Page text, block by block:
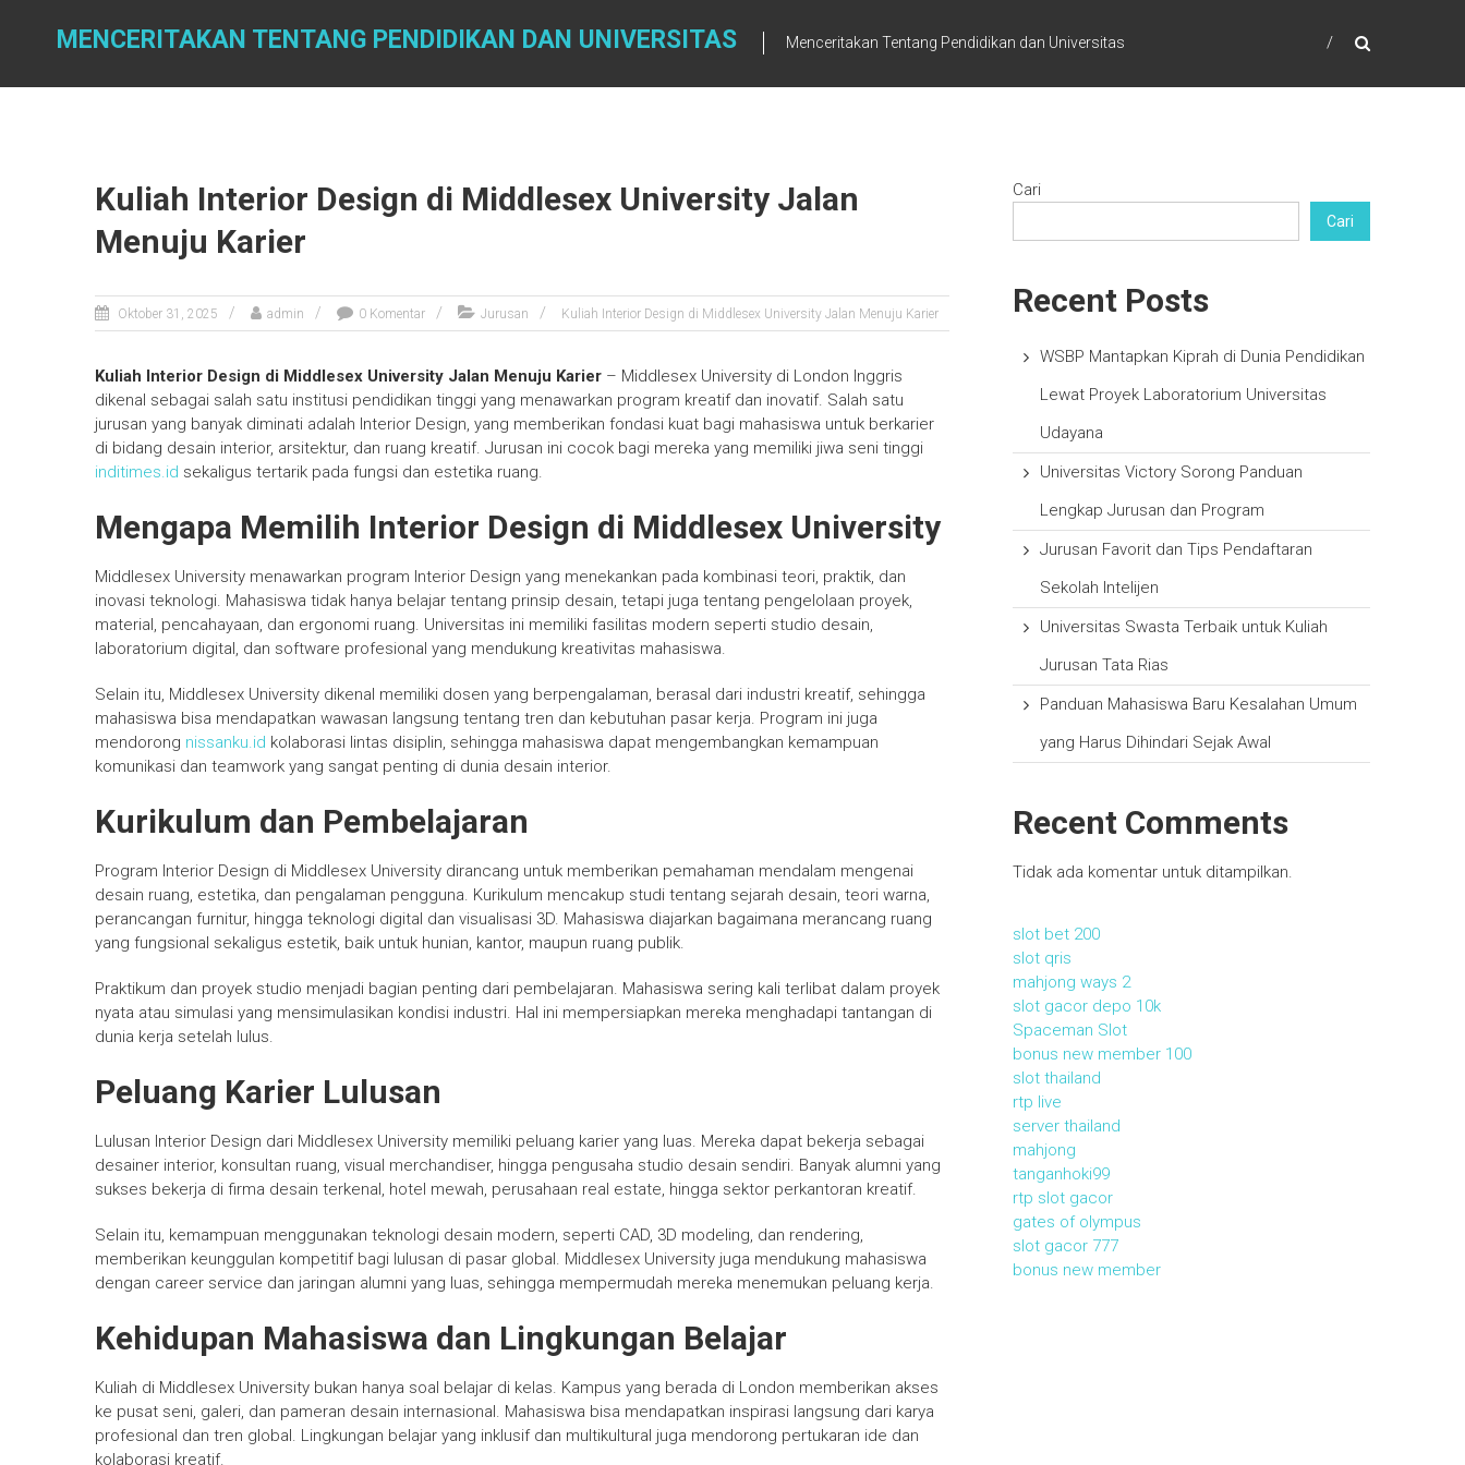
MENCERITAKAN TENTANG PENDIDIKAN DAN UNIVERSITAS Menceritakan Tentang Pendidikan dan Universitas
Kuliah Interior Design di Middlesex University Jalan
Menuju Karier
Oktober 31, 2025 admin 0 Komentar Jurusan Kuliah Interior Design di Middlesex University Jalan Menuju Karier
Kuliah Interior Design di Middlesex University Jalan Menuju Karier – Middlesex University di London Inggris
dikenal sebagai salah satu institusi pendidikan tinggi yang menawarkan program kreatif dan inovatif. Salah satu
jurusan yang banyak diminati adalah Interior Design, yang memberikan fondasi kuat bagi mahasiswa untuk berkarier
di bidang desain interior, arsitektur, dan ruang kreatif. Jurusan ini cocok bagi mereka yang memiliki jiwa seni tinggi
inditimes.id sekaligus tertarik pada fungsi dan estetika ruang.
Mengapa Memilih Interior Design di Middlesex University
Middlesex University menawarkan program Interior Design yang menekankan pada kombinasi teori, praktik, dan
inovasi teknologi. Mahasiswa tidak hanya belajar tentang prinsip desain, tetapi juga tentang pengelolaan proyek,
material, pencahayaan, dan ergonomi ruang. Universitas ini memiliki fasilitas modern seperti studio desain,
laboratorium digital, dan software profesional yang mendukung kreativitas mahasiswa.
Selain itu, Middlesex University dikenal memiliki dosen yang berpengalaman, berasal dari industri kreatif, sehingga
mahasiswa bisa mendapatkan wawasan langsung tentang tren dan kebutuhan pasar kerja. Program ini juga
mendorong nissanku.id kolaborasi lintas disiplin, sehingga mahasiswa dapat mengembangkan kemampuan
komunikasi dan teamwork yang sangat penting di dunia desain interior.
Kurikulum dan Pembelajaran
Program Interior Design di Middlesex University dirancang untuk memberikan pemahaman mendalam mengenai
desain ruang, estetika, dan pengalaman pengguna. Kurikulum mencakup studi tentang sejarah desain, teori warna,
perancangan furnitur, hingga teknologi digital dan visualisasi 3D. Mahasiswa diajarkan bagaimana merancang ruang
yang fungsional sekaligus estetik, baik untuk hunian, kantor, maupun ruang publik.
Praktikum dan proyek studio menjadi bagian penting dari pembelajaran. Mahasiswa sering kali terlibat dalam proyek
nyata atau simulasi yang mensimulasikan kondisi industri. Hal ini mempersiapkan mereka menghadapi tantangan di
dunia kerja setelah lulus.
Peluang Karier Lulusan
Lulusan Interior Design dari Middlesex University memiliki peluang karier yang luas. Mereka dapat bekerja sebagai
desainer interior, konsultan ruang, visual merchandiser, hingga pengusaha studio desain sendiri. Banyak alumni yang
sukses bekerja di firma desain terkenal, hotel mewah, perusahaan real estate, hingga sektor perkantoran kreatif.
Selain itu, kemampuan menggunakan teknologi desain modern, seperti CAD, 3D modeling, dan rendering,
memberikan keunggulan kompetitif bagi lulusan di pasar global. Middlesex University juga mendukung mahasiswa
dengan career service dan jaringan alumni yang luas, sehingga mempermudah mereka menemukan peluang kerja.
Kehidupan Mahasiswa dan Lingkungan Belajar
Kuliah di Middlesex University bukan hanya soal belajar di kelas. Kampus yang berada di London memberikan akses
ke pusat seni, galeri, dan pameran desain internasional. Mahasiswa bisa mendapatkan inspirasi langsung dari karya
profesional dan tren global. Lingkungan belajar yang inklusif dan multikultural juga mendorong pertukaran ide dan
kolaborasi kreatif.
Cari
Cari
Recent Posts
WSBP Mantapkan Kiprah di Dunia Pendidikan
Lewat Proyek Laboratorium Universitas
Udayana
Universitas Victory Sorong Panduan
Lengkap Jurusan dan Program
Jurusan Favorit dan Tips Pendaftaran
Sekolah Intelijen
Universitas Swasta Terbaik untuk Kuliah
Jurusan Tata Rias
Panduan Mahasiswa Baru Kesalahan Umum
yang Harus Dihindari Sejak Awal
Recent Comments
Tidak ada komentar untuk ditampilkan.
slot bet 200
slot qris
mahjong ways 2
slot gacor depo 10k
Spaceman Slot
bonus new member 100
slot thailand
rtp live
server thailand
mahjong
tanganhoki99
rtp slot gacor
gates of olympus
slot gacor 777
bonus new member